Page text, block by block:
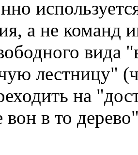
а не команд
вида
лестницу"
на
в то